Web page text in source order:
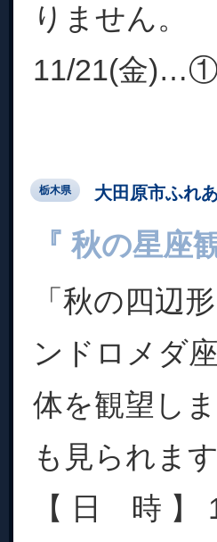
りません。
11/21(金
栃木県 大田原市ふれ
『 秋の星座
「秋の四辺
ンドロメダ
体を観望し
も見られます
【 日 時 】